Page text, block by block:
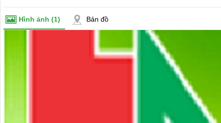
Hình ảnh (1) Bản đồ